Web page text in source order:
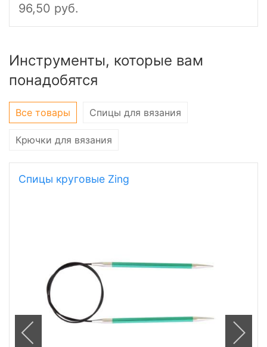
96,50 руб.
Инструменты, которые вам
понадобятся
Все товары Спицы для вязания
Крючки для вязания
Спицы круговые Zing